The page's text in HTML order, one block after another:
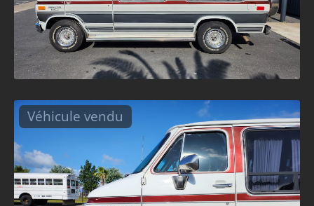
Véhicule vendu